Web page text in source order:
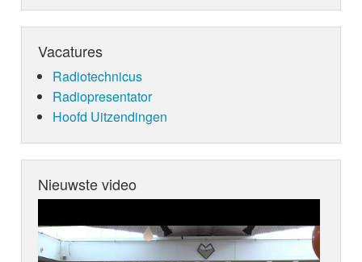
Vacatures
Radiotechnicus
Radiopresentator
Hoofd Uitzendingen
Nieuwste video